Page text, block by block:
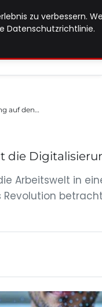
auf den…
die
Arbeitswelt in
zu verbessern.
Datenschutzrichtlinie.